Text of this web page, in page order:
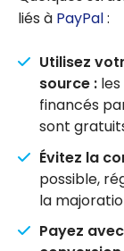
liés à PayPal:
Utilisez
source :
financés
sont
Évitez la
possible,
la
Payez